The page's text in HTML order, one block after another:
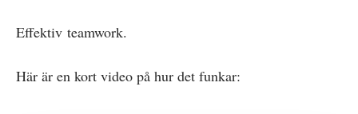
Effektiv teamwork.
Här är en kort video på hur det funkar: